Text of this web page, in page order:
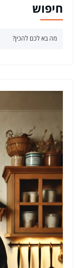
חיפוש